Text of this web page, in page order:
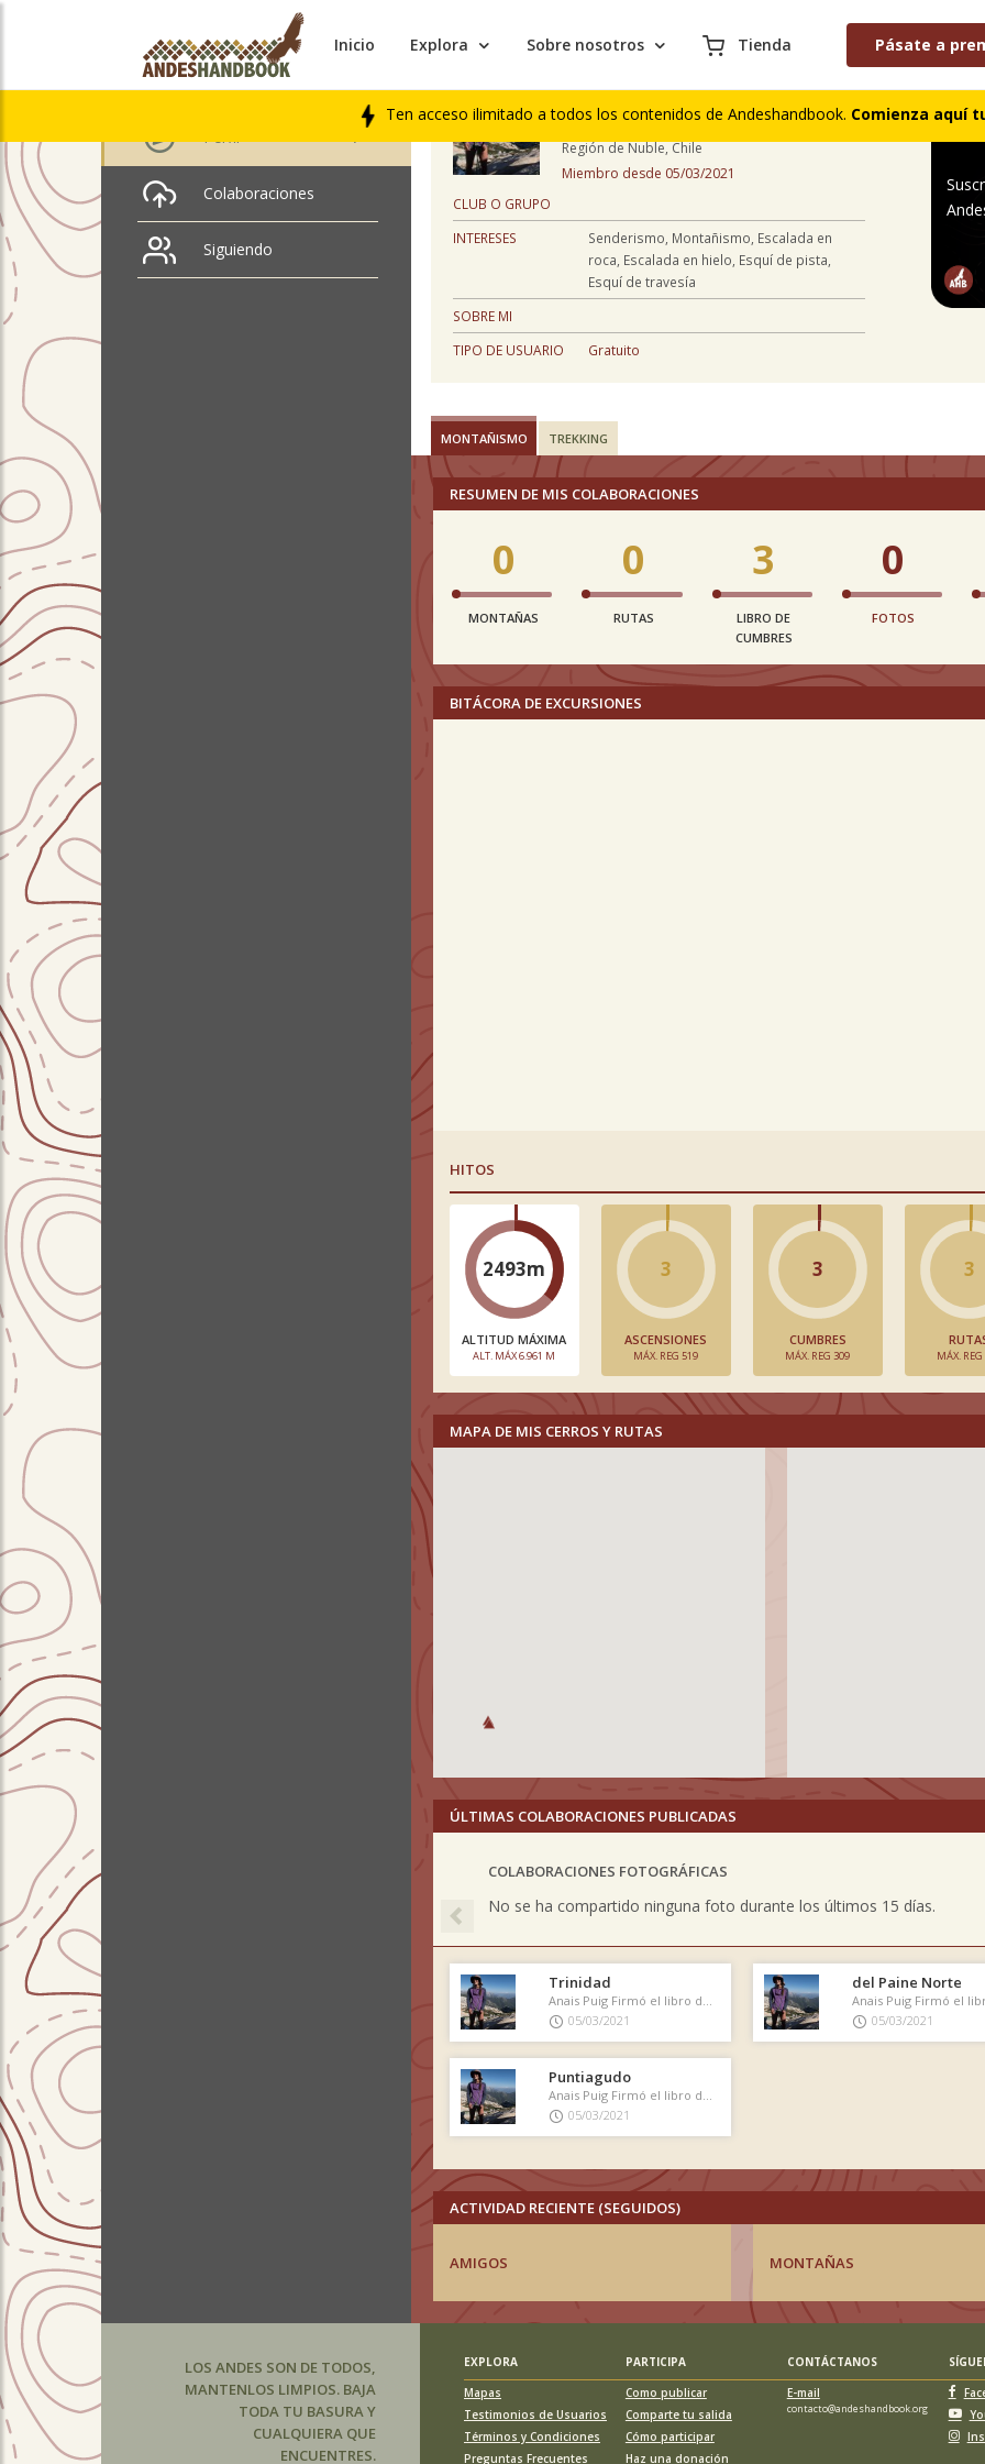
Inicio Explora Sobre nosotros Tienda Pásate a
Ten acceso ilimitado a todos los contenidos de Andeshandbook. Comienza aquí
Anais Puig
Perfil
Colaboraciones
Siguiendo
PERFIL
32 años
Región de Ñuble, Chile
Miembro desde 05/03/2021
CLUB O GRUPO
INTERESES
Senderismo, Montañismo, Escalada en
roca, Escalada en hielo, Esquí de pista,
Esquí de travesía
SOBRE MI
TIPO DE USUARIO
Gratuito
MONTAÑISMO TREKKING
RESUMEN DE MIS COLABORACIONES
0
MONTAÑAS
0
RUTAS
3
LIBRO DE
CUMBRES
0
FOTOS
BITÁCORA DE EXCURSIONES
HITOS
2493m
ALTITUD MÁXIMA
ALT. MÁX 6.961 M
3
ASCENSIONES
MÁX. REG 519
3
CUMBRES
MÁX. REG 309
3
MÁX.
MAPA DE MIS CERROS Y RUTAS
ÚLTIMAS COLABORACIONES PUBLICADAS
COLABORACIONES FOTOGRÁFICAS
No se ha compartido ninguna foto durante los últimos 15 días.
Previous
Trinidad
05/03/2021
del Paine Norte
05/03/2021
Puntiagudo
05/03/2021
ACTIVIDAD RECIENTE (SEGUIDOS)
AMIGOS MONTAÑAS
LOS ANDES SON DE TODOS,
MANTENLOS LIMPIOS. BAJA
TODA TU BASURA Y
CUALQUIERA QUE
ENCUENTRES.
EXPLORA PARTICIPA CONTÁCTANOS
Mapas
Testimonios de Usuarios
Términos y Condiciones
Preguntas Frecuentes
Como publicar
Comparte tu salida
Cómo participar
Haz una donación
E-mail
contacto@andeshandbook.org